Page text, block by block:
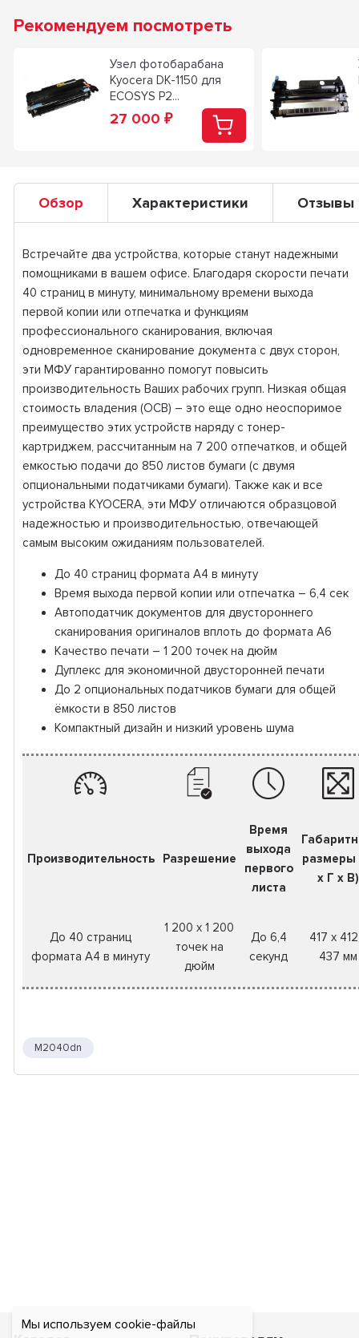
Мы используем cookie-файлы
Рекомендуем посмотреть
Узел фотобарабана
Kyocera DK-1150 для
ECOSYS P2...
27 000 ₽
Обзор Характеристики Отзывы
Встречайте два устройства, которые станут надежными
помощниками в вашем офисе. Благодаря скорости печати
40 страниц в минуту, минимальному времени выхода
первой копии или отпечатка и функциям
профессионального сканирования, включая
одновременное сканирование документа с двух сторон,
эти МФУ гарантированно помогут повысить
производительность Ваших рабочих групп. Низкая общая
стоимость владения (ОСВ) – это еще одно неоспоримое
преимущество этих устройств наряду с тонер-
картриджем, рассчитанным на 7 200 отпечатков, и общей
емкостью подачи до 850 листов бумаги (с двумя
опциональными податчиками бумаги). Также как и все
устройства KYOCERA, эти МФУ отличаются образцовой
надежностью и производительностью, отвечающей
самым высоким ожиданиям пользователей.
До 40 страниц формата А4 в минуту
Время выхода первой копии или отпечатка – 6,4 сек
Автоподатчик документов для двустороннего
сканирования оригиналов вплоть до формата A6
Качество печати – 1 200 точек на дюйм
Дуплекс для экономичной двусторонней печати
До 2 опциональных податчиков бумаги для общей
ёмкости в 850 листов
Компактный дизайн и низкий уровень шума
Производительность Разрешение
Время
выхода
первого
листа
x Г x В)
До 40 страниц
формата А4 в минуту
1 200 x 1 200
точек на
дюйм
До 6,4
секунд
417 x
437 мм
M2040dn